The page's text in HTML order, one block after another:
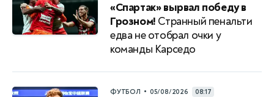
«Спартак» вырвал победу в
Грозном! Странный пенальти
едва не отобрал очки у
команды Карседо
ФУТБОЛ • 05/08/2026 08:17